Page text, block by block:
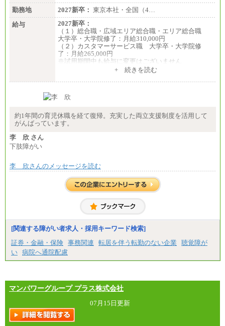
勤務地
2027新卒： 東京本社・全国（4…
給与
2027新卒：
（１）総合職・広域エリア総合職・エリア総合職
大学卒・大学院修了：月給310,000円
（２）カスタマーサービス職 大学卒・大学院修
了：月給265,000円
※試用期間中も給与に変更はございません
+ 続きを読む
約1年間の育児休職を経て復帰。充実した両立支援制度を活用して
がんばっています。
李 欣 さん
下肢障がい
李 欣さんのメッセージを読む
[関連する障がい者求人・採用キーワード検索]
証券・金融・保険 事務関連 転居を伴う転勤のない企業
聴覚障が
い 病院へ通院配慮
マンパワーグループ プラス株式会社
07月15日更新